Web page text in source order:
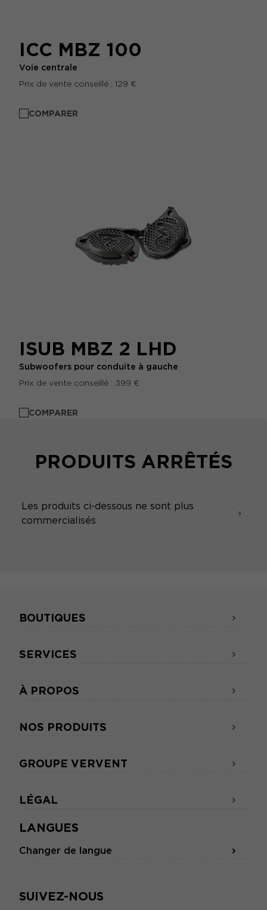
ICC MBZ 100
Voie centrale
Prix de vente conseillé : 129 €
COMPARER
ISUB MBZ 2 LHD
Subwoofers pour conduite à gauche
Prix de vente conseillé : 399 €
COMPARER
PRODUITS ARRÊTÉS
Les produits ci-dessous ne sont plus
commercialisés
LANGUES
Changer de langue
SUIVEZ-NOUS
BOUTIQUES
SERVICES
À PROPOS
NOS PRODUITS
GROUPE VERVENT
LÉGAL